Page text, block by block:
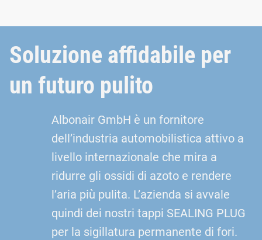
Soluzione affidabile per
un futuro pulito
Albonair GmbH è un fornitore
dell’industria automobilistica attivo a
livello internazionale che mira a
ridurre gli ossidi di azoto e rendere
l’aria più pulita. L’azienda si avvale
quindi dei nostri tappi SEALING PLUG
per la sigillatura permanente di fori.